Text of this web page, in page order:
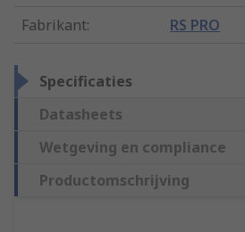
Fabrikant: RS PRO
Specificaties
Datasheets
Wetgeving en compliance
Productomschrijving